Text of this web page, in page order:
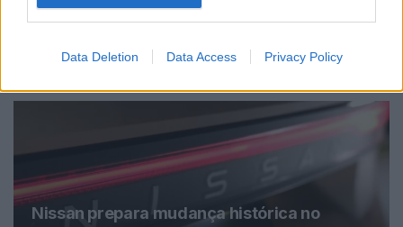
Data Deletion Data Access Privacy Policy
Related Posts
Nissan prepara mudança histórica no